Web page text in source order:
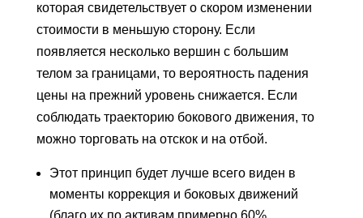
которая свидетельствует о скором изменении
стоимости в меньшую сторону. Если
появляется несколько вершин с большим
телом за границами, то вероятность падения
цены на прежний уровень снижается. Если
соблюдать траекторию бокового движения, то
можно торговать на отскок и на отбой.
Этот принцип будет лучше всего виден в
моменты коррекция и боковых движений